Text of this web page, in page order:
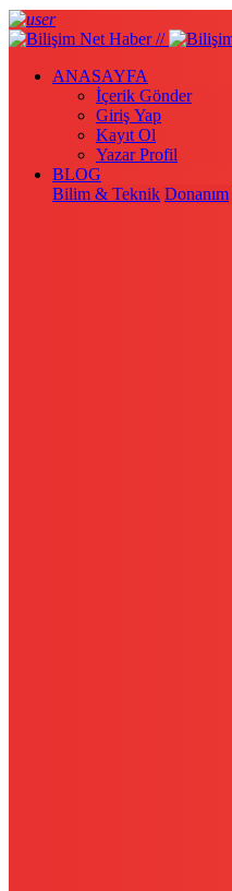
ANASAYFA
İçerik Gönder
Giriş Yap
Kayıt Ol
Yazar Profil
BLOG
Bilim & Teknik Donanım